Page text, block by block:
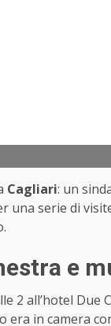
Cagliari: un
una serie di
e
2 all’hotel
era in camera